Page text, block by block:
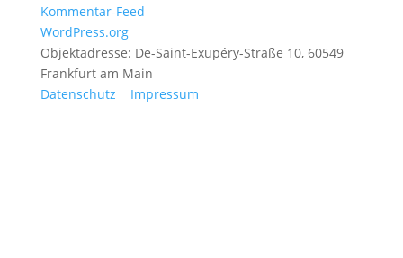
Kommentar-Feed
WordPress.org
Objektadresse: De-Saint-Exupéry-Straße 10, 60549
Frankfurt am Main
Datenschutz
Impressum